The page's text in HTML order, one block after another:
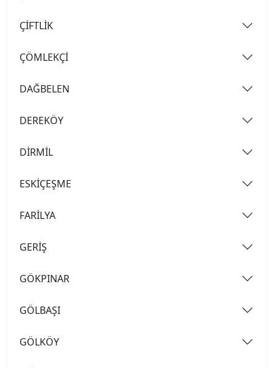
ÇİFTLİK
ÇÖMLEKÇİ
DAĞBELEN
DEREKÖY
DİRMİL
ESKİÇEŞME
FARİLYA
GERİŞ
GÖKPINAR
GÖLBAŞI
GÖLKÖY